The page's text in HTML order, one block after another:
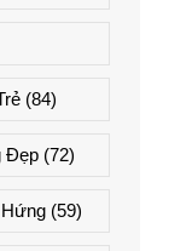
(84)
Đẹp (72)
(59)